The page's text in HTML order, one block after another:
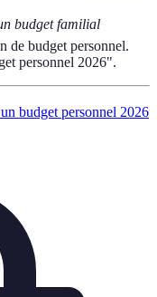
budget familial
de budget personnel.
personnel 2026".
budget personnel 2026